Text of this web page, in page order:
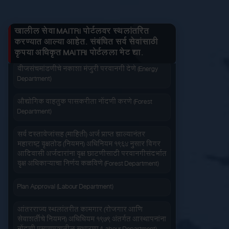
जलद सेवा सेवा आपल्या दारात
सहज पोहोच सोपी शुल्कभरणा
वापरण्यास सोपे वेळेची बचत
खालील सेवा MAITRI पोर्टलवर स्थलांतरित
करण्यात आल्या आहेत. संबंधित सर्व सेवांसाठी
कृपया अधिकृत MAITRI पोर्टलला भेट द्या.
वीज संचमांडणीचे निरीक्षण करणे. (Energy Department)
वीजसंचमांडणीचे नकाशा मंजुरी परवानगी देणे (Energy
Department)
औद्योगिक वाहतुक पासकरीता नोंदणी करणे (Forest
Department)
सर्व दस्तावेजांसह (माहिती) अर्ज प्राप्त झाल्यानंतर
महाराष्ट्र वृक्षतोड (नियमन) अधिनियम १९६४ नुसार बिगर
आदिवासी अर्जदारांना वृक्ष छाटणीसाठी परवानगीसंदर्भात
वृक्ष अधिकाऱ्याचा निर्णय कळविणे (Forest Department)
Plan Approval (Labour Department)
आंतरराज्य स्थलांतरीत कामगार (रोजगार आणि
सेवाशर्तीचे नियमन) अधिधियम १९७९ अंतर्गत आस्थापनांना
नोंदणी प्रमाणपत्रातील सुधारणा (Labour Department)